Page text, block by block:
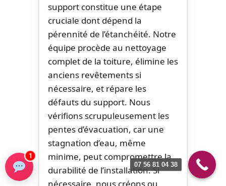
support constitue une étape
cruciale dont dépend la
pérennité de l’étanchéité. Notre
équipe procède au nettoyage
complet de la toiture, élimine les
anciens revêtements si
nécessaire, et répare les
défauts du support. Nous
vérifions scrupuleusement les
pentes d’évacuation, car une
stagnation d’eau, même
minime, peut compromettre la
durabilité de l’installation. Si
nécessaire, nous créons ou
07 56 81 04 38
1